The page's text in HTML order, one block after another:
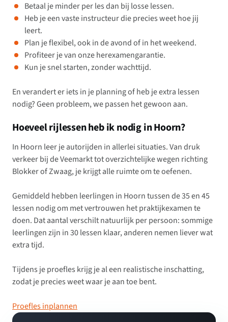
Betaal je minder per les dan bij losse lessen.
Heb je een vaste instructeur die precies weet hoe jij
leert.
Plan je flexibel, ook in de avond of in het weekend.
Profiteer je van onze herexamengarantie.
Kun je snel starten, zonder wachttijd.
En verandert er iets in je planning of heb je extra lessen
nodig? Geen probleem, we passen het gewoon aan.
Hoeveel rijlessen heb ik nodig in Hoorn?
In Hoorn leer je autorijden in allerlei situaties. Van druk
verkeer bij de Veemarkt tot overzichtelijke wegen richting
Blokker of Zwaag, je krijgt alle ruimte om te oefenen.
Gemiddeld hebben leerlingen in Hoorn tussen de 35 en 45
lessen nodig om met vertrouwen het praktijkexamen te
doen. Dat aantal verschilt natuurlijk per persoon: sommige
leerlingen zijn in 30 lessen klaar, anderen nemen liever wat
extra tijd.
Tijdens je proefles krijg je al een realistische inschatting,
zodat je precies weet waar je aan toe bent.
Proefles inplannen